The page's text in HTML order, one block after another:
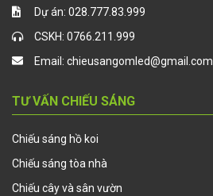
Dự án: 028.777.83.999
CSKH: 0766.211.999
Email: chieusangomled@gmail.com
TƯ VẤN CHIẾU SÁNG
Chiếu sáng hồ koi
Chiếu sáng tòa nhà
Chiếu cây và sân vườn